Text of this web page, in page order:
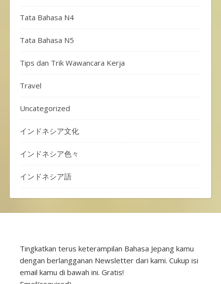
Tata Bahasa N4
Tata Bahasa N5
Tips dan Trik Wawancara Kerja
Travel
Uncategorized
インドネシア文化
インドネシア色々
インドネシア語
Tingkatkan terus keterampilan Bahasa Jepang kamu
dengan berlangganan Newsletter dari kami. Cukup isi
email kamu di bawah ini. Gratis!